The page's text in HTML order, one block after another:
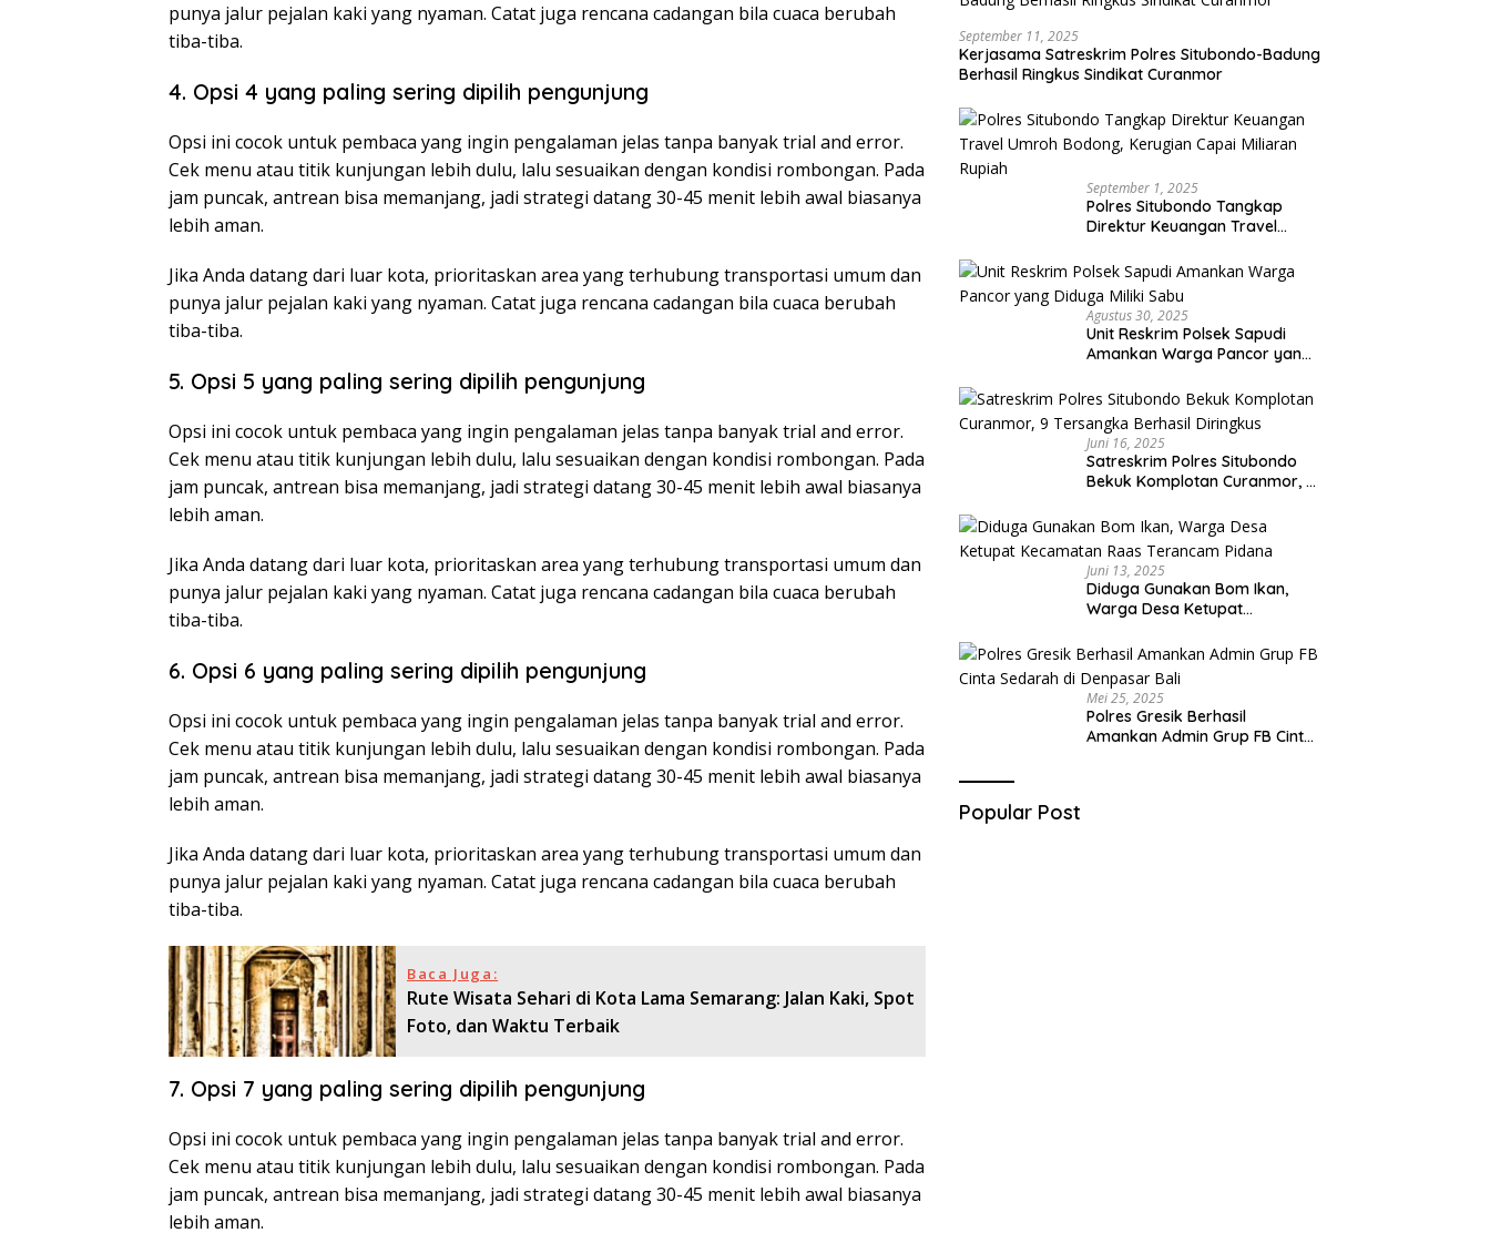
punya jalur pejalan kaki yang nyaman. Catat juga rencana cadangan bila cuaca berubah
tiba-tiba.
4. Opsi 4 yang paling sering dipilih pengunjung
Opsi ini cocok untuk pembaca yang ingin pengalaman jelas tanpa banyak trial and error.
Cek menu atau titik kunjungan lebih dulu, lalu sesuaikan dengan kondisi rombongan. Pada
jam puncak, antrean bisa memanjang, jadi strategi datang 30-45 menit lebih awal biasanya
lebih aman.
Jika Anda datang dari luar kota, prioritaskan area yang terhubung transportasi umum dan
punya jalur pejalan kaki yang nyaman. Catat juga rencana cadangan bila cuaca berubah
tiba-tiba.
5. Opsi 5 yang paling sering dipilih pengunjung
Opsi ini cocok untuk pembaca yang ingin pengalaman jelas tanpa banyak trial and error.
Cek menu atau titik kunjungan lebih dulu, lalu sesuaikan dengan kondisi rombongan. Pada
jam puncak, antrean bisa memanjang, jadi strategi datang 30-45 menit lebih awal biasanya
lebih aman.
Jika Anda datang dari luar kota, prioritaskan area yang terhubung transportasi umum dan
punya jalur pejalan kaki yang nyaman. Catat juga rencana cadangan bila cuaca berubah
tiba-tiba.
6. Opsi 6 yang paling sering dipilih pengunjung
Opsi ini cocok untuk pembaca yang ingin pengalaman jelas tanpa banyak trial and error.
Cek menu atau titik kunjungan lebih dulu, lalu sesuaikan dengan kondisi rombongan. Pada
jam puncak, antrean bisa memanjang, jadi strategi datang 30-45 menit lebih awal biasanya
lebih aman.
Jika Anda datang dari luar kota, prioritaskan area yang terhubung transportasi umum dan
punya jalur pejalan kaki yang nyaman. Catat juga rencana cadangan bila cuaca berubah
tiba-tiba.
Baca Juga:
Rute Wisata Sehari di Kota Lama Semarang: Jalan Kaki, Spot
Foto, dan Waktu Terbaik
7. Opsi 7 yang paling sering dipilih pengunjung
Opsi ini cocok untuk pembaca yang ingin pengalaman jelas tanpa banyak trial and error.
Cek menu atau titik kunjungan lebih dulu, lalu sesuaikan dengan kondisi rombongan. Pada
jam puncak, antrean bisa memanjang, jadi strategi datang 30-45 menit lebih awal biasanya
lebih aman.
September 11, 2025
Kerjasama Satreskrim Polres Situbondo-Badung
Berhasil Ringkus Sindikat Curanmor
September 1, 2025
Polres Situbondo Tangkap
Direktur Keuangan Travel
Capai Miliaran Rupiah
Agustus 30, 2025
Unit Reskrim Polsek Sapudi
Amankan Warga Pancor yang
Juni 16, 2025
Satreskrim Polres Situbondo
Bekuk Komplotan Curanmor, 9
Juni 13, 2025
Diduga Gunakan Bom Ikan,
Warga Desa Ketupat
Pidana
Mei 25, 2025
Polres Gresik Berhasil
Amankan Admin Grup FB Cinta
Popular Post